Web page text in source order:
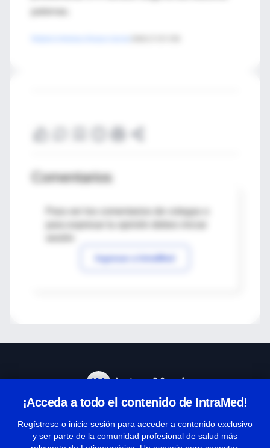
paternas.
Comentarios
Para ver los comentarios de colegas o
Ingresar a IntraMed
¡Acceda a todo el contenido de IntraMed!
Regístrese o inicie sesión para acceder a contenido exclusivo
y ser parte de la comunidad profesional de salud más